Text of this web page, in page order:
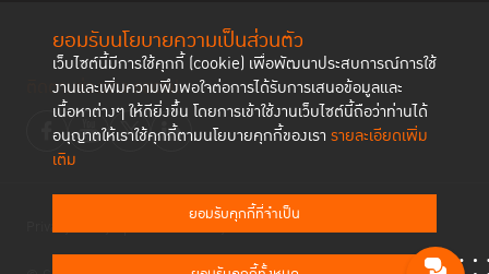
ยอมรับนโยบายความเป็นส่วนตัว
เว็บไซต์นี้มีการใช้คุกกี้ (cookie) เพื่อพัฒนาประสบการณ์การใช้
งานและเพิ่มความพึงพอใจต่อการได้รับการเสนอข้อมูลและ
เนื้อหาต่างๆ ให้ดียิ่งขึ้น โดยการเข้าใช้งานเว็บไซต์นี้ถือว่าท่านได้
อนุญาตให้เราใช้คุกกี้ตามนโยบายคุกกี้ของเรา รายละเอียดเพิ่ม
เติม
ยอมรับคุกกี้ที่จำเป็น
ติดตามช่องทาง social
Privacy Policy Cookies Policy